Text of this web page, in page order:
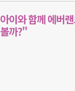
아이와 함께 에버
볼까?"